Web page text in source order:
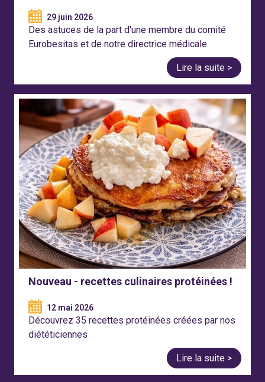
29 juin 2026
Des astuces de la part d'une membre du comité
Eurobesitas et de notre directrice médicale
Lire la suite >
Nouveau - recettes culinaires protéinées !
12 mai 2026
Découvrez 35 recettes protéinées créées par nos
diététiciennes
Lire la suite >